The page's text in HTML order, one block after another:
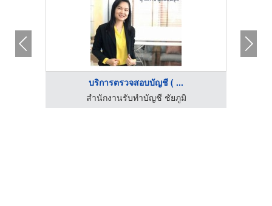
บริการตรวจสอบบัญชี ( ...
สำนักงานรับทำบัญชี ชัยภูมิ